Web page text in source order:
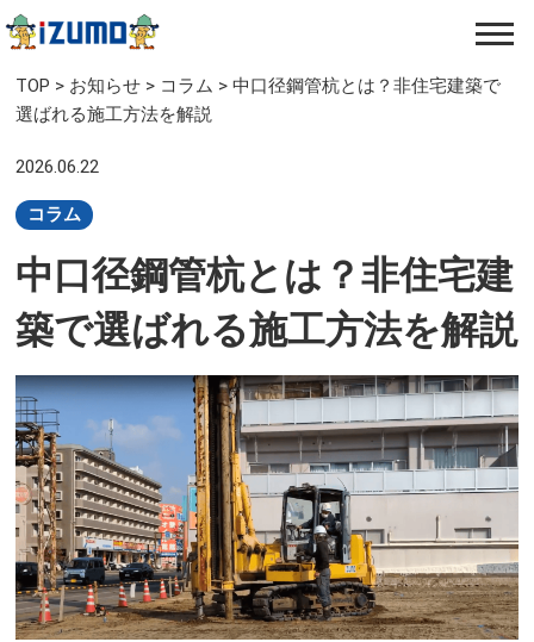
TOP > お知らせ > コラム >中口径鋼管杭とは？非住宅建築で
選ばれる施工方法を解説
2026.06.22
コラム
中口径鋼管杭とは？非住宅建
築で選ばれる施工方法を解説